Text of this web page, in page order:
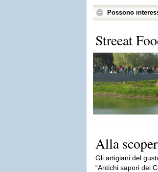
Possono
Streeat
Alla
Gli artigiani del
“Antichi sapori dei